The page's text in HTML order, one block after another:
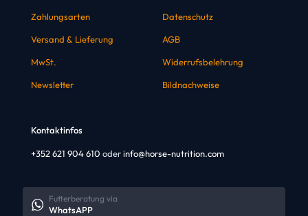
Zahlungsarten
Versand & Lieferung
MwSt.
Newsletter
Datenschutz
AGB
Widerrufsbelehrung
Bildnachweise
Kontaktinfos
+352 621 904 610 oderinfo@horse-nutrition.com
WhatsAPP
Futterberatung via